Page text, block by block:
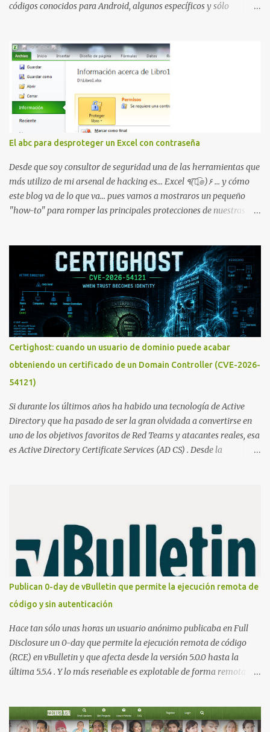
códigos conocidos para Android, algunos específicos y sólo
IMEI del dispositivo *#*#1111#*#* : Información sobre la versión
de software FTA *#*#2222#*#* : Información sobre la v ersión
del hardware FTA *#*#1234#*#* : Información sobre la versión
de software PDA y de firmware *#*#232337#*#* : Muestra la
dirección Bluetooth del smartphone *#*#232338#*#* : Muestra
la dirección MAC del la tarjeta WiFi del dispositivo *#*#2663#*#*
: Visualiza la versión de la pantalla táctil del smartphone
*#*#3264#*#* : Muestra que versión de memoria RAM está
disponible en el smartphone o la tablet *#*#34971539#*#* :
Visualiza la información detallada d...
El abc para desproteger un Excel con contraseña
Desde que soy consultor de seguridad una de las herramientas que
más utilizo de mi arsenal de hacking es... Excel ٩(͡๏̯͡๏)۶ ... y cómo
este blog va de lo que va... pues vamos a mostraros un pequeño
"how-to" para romper las principales protecciones de nuestras
Certighost: cuando un usuario de dominio puede acabar
obteniendo un certificado de un Domain Controller (CVE-2026-
54121)
Si durante los últimos años ha habido una tecnología de Active
Directory que ha pasado de ser la gran olvidada a convertirse en
uno de los objetivos favoritos de Red Teams y atacantes reales, esa
es Active Directory Certificate Services (AD CS) . Desde la
elevación de privilegios que afecta a Microsoft Active Directory
Certificate Services y que, según Microsoft, permite que un usuario
autenticado eleve privilegios a través de la red debido a un
problema de autorización. La vulnerabilidad ha recibido una
puntuación CVSS 8.8 y ya dispone de un Proof of Concept público.
Lo interesante de Certighost no es únicamente la vulnerabilidad,
sino el objetivo final. Mientras muchos ataques contra AD CS
buscan obtener un certificado válido para ...
Publican 0-day de vBulletin que permite la ejecución remota de
código y sin autenticación
Hace tan sólo unas horas un usuario anónimo publicaba en Full
Disclosure un 0-day que permite la ejecución remota de código
(RCE) en vBulletin y que afecta desde la versión 5.0.0 hasta la
última 5.5.4 . Y lo más reseñable es explotable de forma remota y
parámetros en la URL y luego las analiza en el servidor sin las
comprobaciones de seguridad adecuadas, lo que permite a